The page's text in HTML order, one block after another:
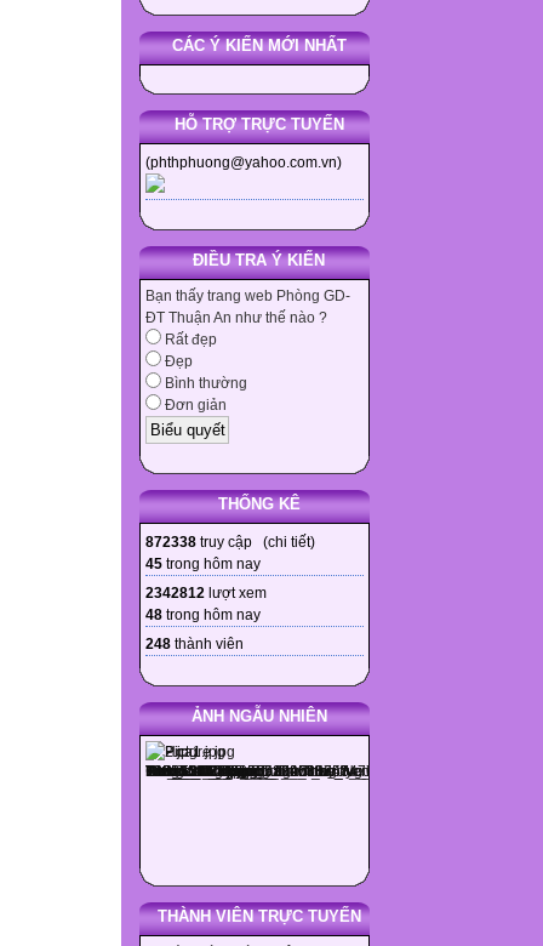
CÁC Ý KIẾN MỚI NHẤT
HỖ TRỢ TRỰC TUYẾN
(phthphuong@yahoo.com.vn)
ĐIỀU TRA Ý KIẾN
Bạn thấy trang web Phòng GD-
ĐT Thuận An như thế nào ?
Rất đẹp
Đẹp
Bình thường
Đơn giản
THỐNG KÊ
872338 truy cập (chi tiết)
45 trong hôm nay
2342812 lượt xem
48 trong hôm nay
248 thành viên
ẢNH NGẪU NHIÊN
THÀNH VIÊN TRỰC TUYẾN